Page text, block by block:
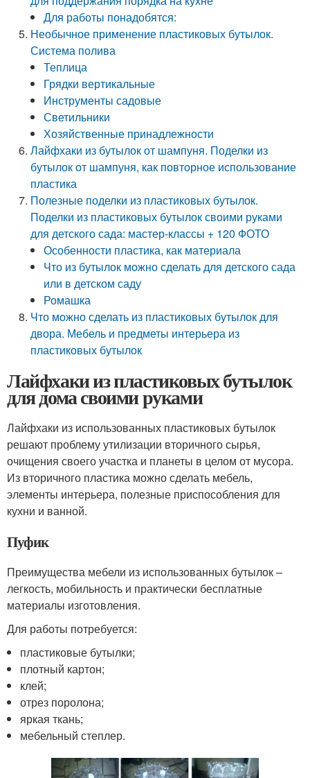
Для работы понадобятся:
Необычное применение пластиковых бутылок.
Система полива
Теплица
Грядки вертикальные
Инструменты садовые
Светильники
Хозяйственные принадлежности
Лайфхаки из бутылок от шампуня. Поделки из
бутылок от шампуня, как повторное использование
пластика
Полезные поделки из пластиковых бутылок.
Поделки из пластиковых бутылок своими руками
для детского сада: мастер-классы + 120 ФОТО
Особенности пластика, как материала
Что из бутылок можно сделать для детского сада
или в детском саду
Ромашка
Что можно сделать из пластиковых бутылок для
двора. Мебель и предметы интерьера из
пластиковых бутылок
Лайфхаки из пластиковых бутылок
для дома своими руками
Лайфхаки из использованных пластиковых бутылок
решают проблему утилизации вторичного сырья,
очищения своего участка и планеты в целом от мусора.
Из вторичного пластика можно сделать мебель,
элементы интерьера, полезные приспособления для
кухни и ванной.
Пуфик
Преимущества мебели из использованных бутылок –
легкость, мобильность и практически бесплатные
материалы изготовления.
Для работы потребуется:
пластиковые бутылки;
плотный картон;
клей;
отрез поролона;
яркая ткань;
мебельный степлер.